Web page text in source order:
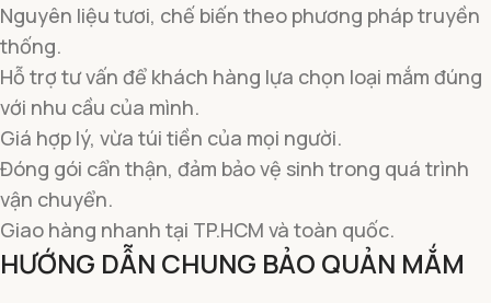
Nguyên liệu tươi, chế biến theo phương pháp truyền
thống.
Hỗ trợ tư vấn để khách hàng lựa chọn loại mắm đúng
với nhu cầu của mình.
Giá hợp lý, vừa túi tiền của mọi người.
Đóng gói cẩn thận, đảm bảo vệ sinh trong quá trình
vận chuyển.
Giao hàng nhanh tại TP.HCM và toàn quốc.
HƯỚNG DẪN CHUNG BẢO QUẢN MẮM